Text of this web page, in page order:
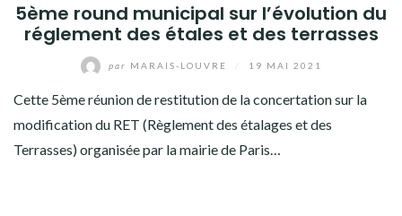
5ème round municipal sur l’évolution du
réglement des étales et des terrasses
par MARAIS-LOUVRE 19 MAI 2021
Cette 5ème réunion de restitution de la concertation sur la
modification du RET (Règlement des étalages et des
Terrasses) organisée par la mairie de Paris…